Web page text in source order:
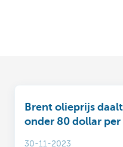
Brent olieprijs
onder 80 dollar per
30-11-2023